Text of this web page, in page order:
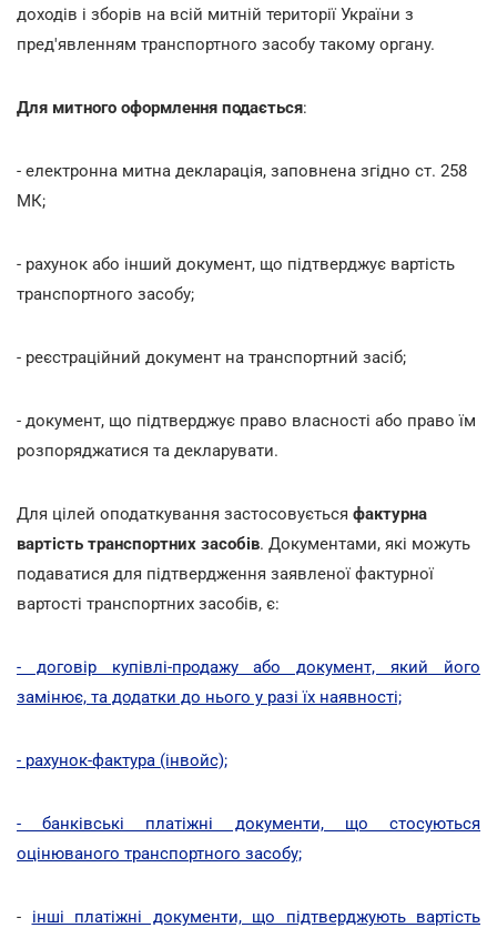
доходів і зборів на всій митній території України з
пред'явленням транспортного засобу такому органу.
Для митного оформлення подається:
- електронна митна декларація, заповнена згідно ст. 258
МК;
- рахунок або інший документ, що підтверджує вартість
транспортного засобу;
- реєстраційний документ на транспортний засіб;
- документ, що підтверджує право власності або право їм
розпоряджатися та декларувати.
Для цілей оподаткування застосовується фактурна
вартість транспортних засобів. Документами, які можуть
подаватися для підтвердження заявленої фактурної
вартості транспортних засобів, є:
- договір купівлі-продажу або документ, який його
замінює, та додатки до нього у разі їх наявності;
- рахунок-фактура (інвойс);
- банківські платіжні документи, що стосуються
оцінюваного транспортного засобу;
- інші платіжні документи, що підтверджують вартість